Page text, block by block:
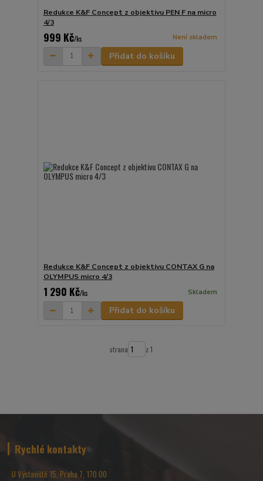
Redukce K&F Concept z objektivu PEN F na micro
4/3
999 Kč/ks Není skladem
Přidat do košíku
Redukce K&F Concept z objektivu CONTAX G na
OLYMPUS micro 4/3
1 290 Kč/ks Skladem
Přidat do košíku
strana z 1
Rychlé kontakty
U Výstaviště 15, Praha 7, 170 00